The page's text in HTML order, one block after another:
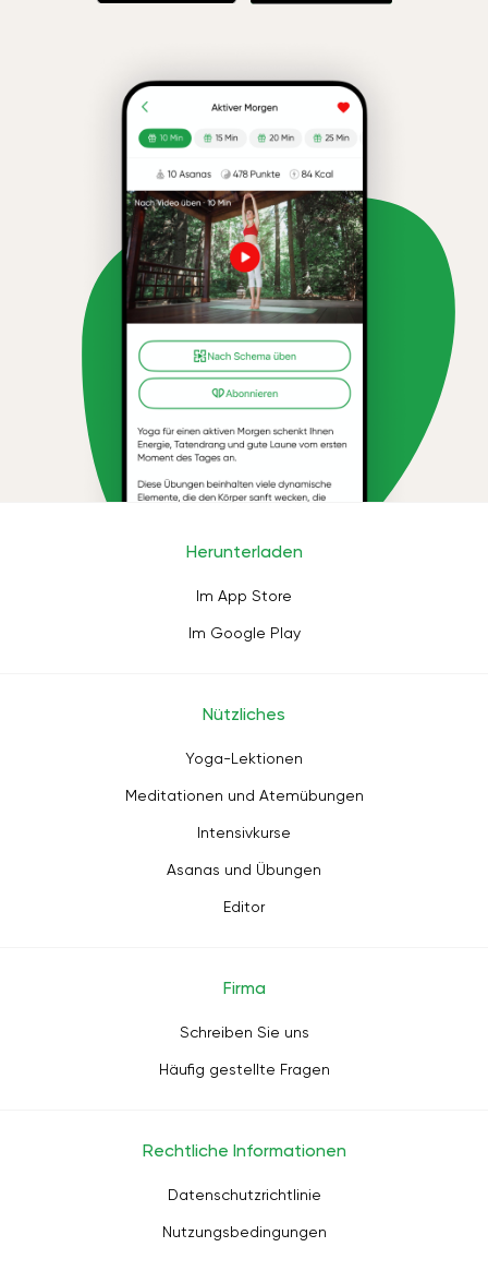
Herunterladen
Im App Store
Im Google Play
Nützliches
Yoga-Lektionen
Meditationen und Atemübungen
Intensivkurse
Asanas und Übungen
Editor
Firma
Schreiben Sie uns
Häufig gestellte Fragen
Rechtliche Informationen
Datenschutzrichtlinie
Nutzungsbedingungen